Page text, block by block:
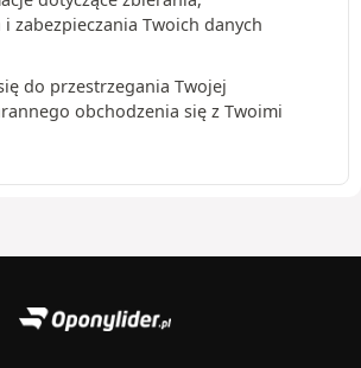
zabezpieczania Twoich danych
do przestrzegania Twojej
obchodzenia się z Twoimi